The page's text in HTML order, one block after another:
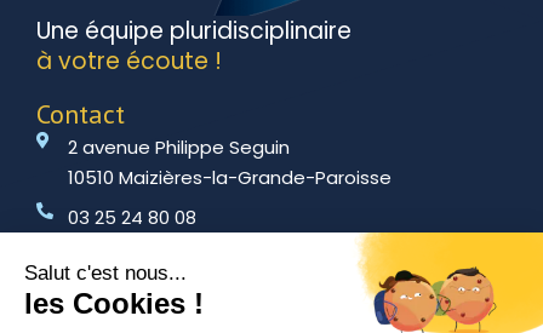
Une équipe pluridisciplinaire
à votre écoute !
Contact
2 avenue Philippe Seguin
10510 Maizières-la-Grande-Paroisse
03 25 24 80 08
Employeur